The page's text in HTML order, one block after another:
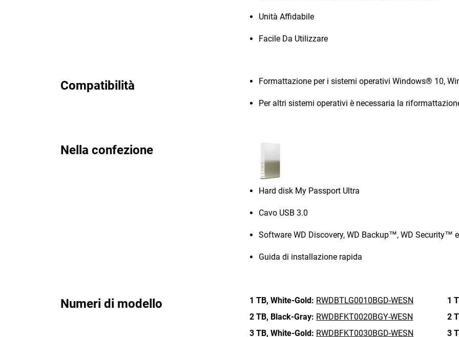
Unità Affidabile
Facile Da Utilizzare
Compatibilità Formattazione per i sistemi operativi Windows® 10,
Per altri sistemi operativi è necessaria la
Nella confezione
Hard disk My Passport Ultra
Cavo USB 3.0
Software WD Discovery, WD Backup™, WD Security™
Guida di installazione rapida
Numeri di modello 1 TB, White-Gold: RWDBTLG0010BGD-WESN 1
2 TB, Black-Gray: RWDBFKT0020BGY-WESN 2
3 TB, White-Gold: RWDBFKT0030BGD-WESN 3